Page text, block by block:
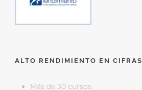
ALTO RENDIMIENTO EN CIFRAS
Más de 30 cursos